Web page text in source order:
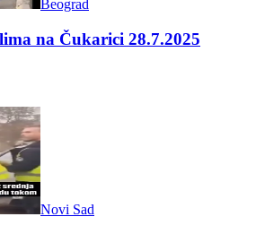
Beograd
na Čukarici 28.7.2025
Novi Sad